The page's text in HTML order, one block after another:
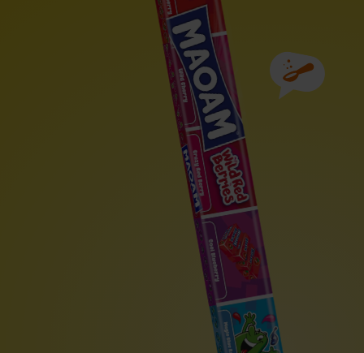
Összetevők